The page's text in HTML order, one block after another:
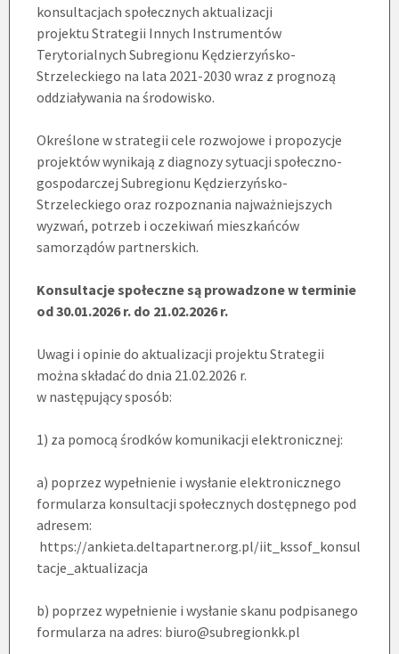
konsultacjach społecznych aktualizacji
projektu Strategii Innych Instrumentów
Terytorialnych Subregionu Kędzierzyńsko-
Strzeleckiego na lata 2021-2030 wraz z prognozą
oddziaływania na środowisko.
Określone w strategii cele rozwojowe i propozycje
projektów wynikają z diagnozy sytuacji społeczno-
gospodarczej Subregionu Kędzierzyńsko-
Strzeleckiego oraz rozpoznania najważniejszych
wyzwań, potrzeb i oczekiwań mieszkańców
samorządów partnerskich.
Konsultacje społeczne są prowadzone w terminie
od 30.01.2026 r. do 21.02.2026 r.
Uwagi i opinie do aktualizacji projektu Strategii
można składać do dnia 21.02.2026 r.
w następujący sposób:
1) za pomocą środków komunikacji elektronicznej:
a) poprzez wypełnienie i wysłanie elektronicznego
formularza konsultacji społecznych dostępnego pod
adresem:
https://ankieta.deltapartner.org.pl/iit_kssof_konsul
tacje_aktualizacja
b) poprzez wypełnienie i wysłanie skanu podpisanego
formularza na adres: biuro@subregionkk.pl